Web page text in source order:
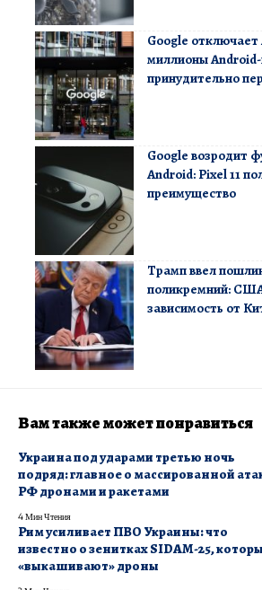
Google
миллионы
принудительно
Google возродит
Android: Pixel 11
преимущество
Трамп ввел
поликремний:
зависимость от
Вам также может понравиться
Украина под ударами третью ночь
подряд: главное о массированной
РФ дронами и ракетами
4 Мин Чтения
Рим усиливает ПВО Украины: что
известно о зенитках SIDAM-25,
«выкашивают» дроны